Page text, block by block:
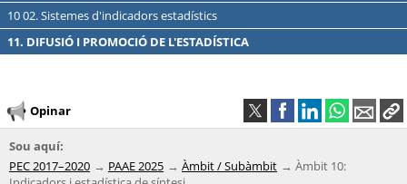
10 02. Sistemes d'indicadors estadístics
11. DIFUSIÓ I PROMOCIÓ DE L'ESTADÍSTICA
Opinar
Sou aquí:
PEC 2017–2020
PAAE 2025 Àmbit / Subàmbit
Àmbit 10: